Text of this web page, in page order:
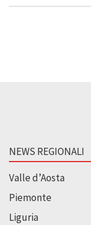
NEWS REGIONALI
Valle d’Aosta
Piemonte
Liguria